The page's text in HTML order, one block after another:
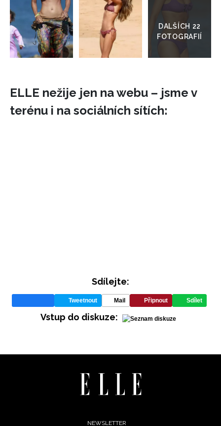
REDAKCE
galerie
ELLE nežije jen na webu – jsme v
terénu i na sociálních sítích:
Sdílejte:
Tweetnout Mail Připnout Sdílet
Vstup do diskuze:
NEWSLETTER